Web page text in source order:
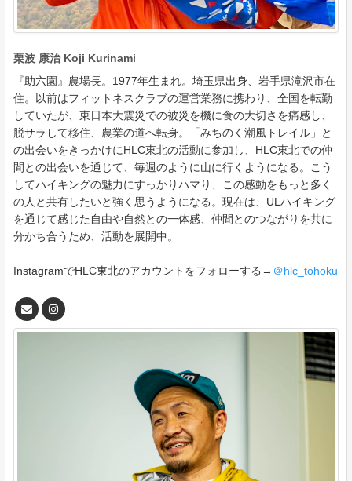
栗波 康治 Koji Kurinami
『助六園』農場長。1977年生まれ。埼玉県出身、岩手県滝沢市在
住。以前はフィットネスクラブの運営業務に携わり、全国を転勤
していたが、東日本大震災での被災を機に食の大切さを痛感し、
脱サラして移住、農業の道へ転身。「みちのく潮風トレイル」と
の出会いをきっかけにHLC東北の活動に参加し、HLC東北での仲
間との出会いを通じて、毎週のように山に行くようになる。こう
してハイキングの魅力にすっかりハマり、この感動をもっと多く
の人と共有したいと強く思うようになる。現在は、ULハイキング
を通じて感じた自由や自然との一体感、仲間とのつながりを共に
分かち合うため、活動を展開中。
InstagramでHLC東北のアカウントをフォローする→ ＠hlc_tohoku